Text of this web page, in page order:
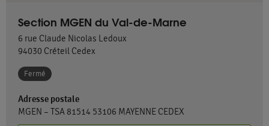
Section MGEN du Val-de-Marne
6 rue Claude Nicolas Ledoux
94030 Créteil Cedex
Fermé
Adresse postale
MGEN – TSA 81514 53106 MAYENNE CEDEX